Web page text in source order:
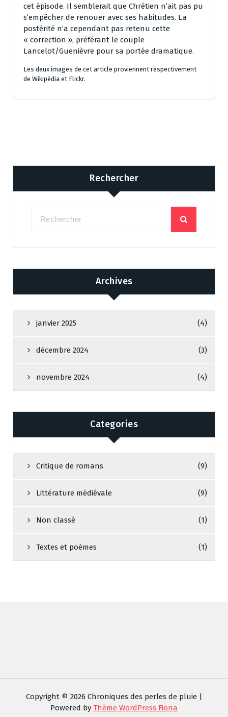
cet épisode. Il semblerait que Chrétien n’ait pas pu
s’empêcher de renouer avec ses habitudes. La
postérité n’a cependant pas retenu cette
« correction », préférant le couple
Lancelot/Guenièvre pour sa portée dramatique.
Les deux images de cet article proviennent respectivement
de Wikipédia et Flickr.
Rechercher
Archives
janvier 2025 (4)
décembre 2024 (3)
novembre 2024 (4)
Categories
Critique de romans (9)
Littérature médiévale (9)
Non classé (1)
Textes et poèmes (1)
Copyright © 2026 Chroniques des perles de pluie |
Powered by Thème WordPress Fiona